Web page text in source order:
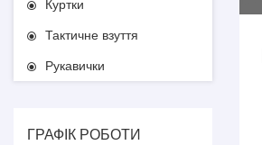
Куртки
Тактичне взуття
Рукавички
ГРАФІК РОБОТИ